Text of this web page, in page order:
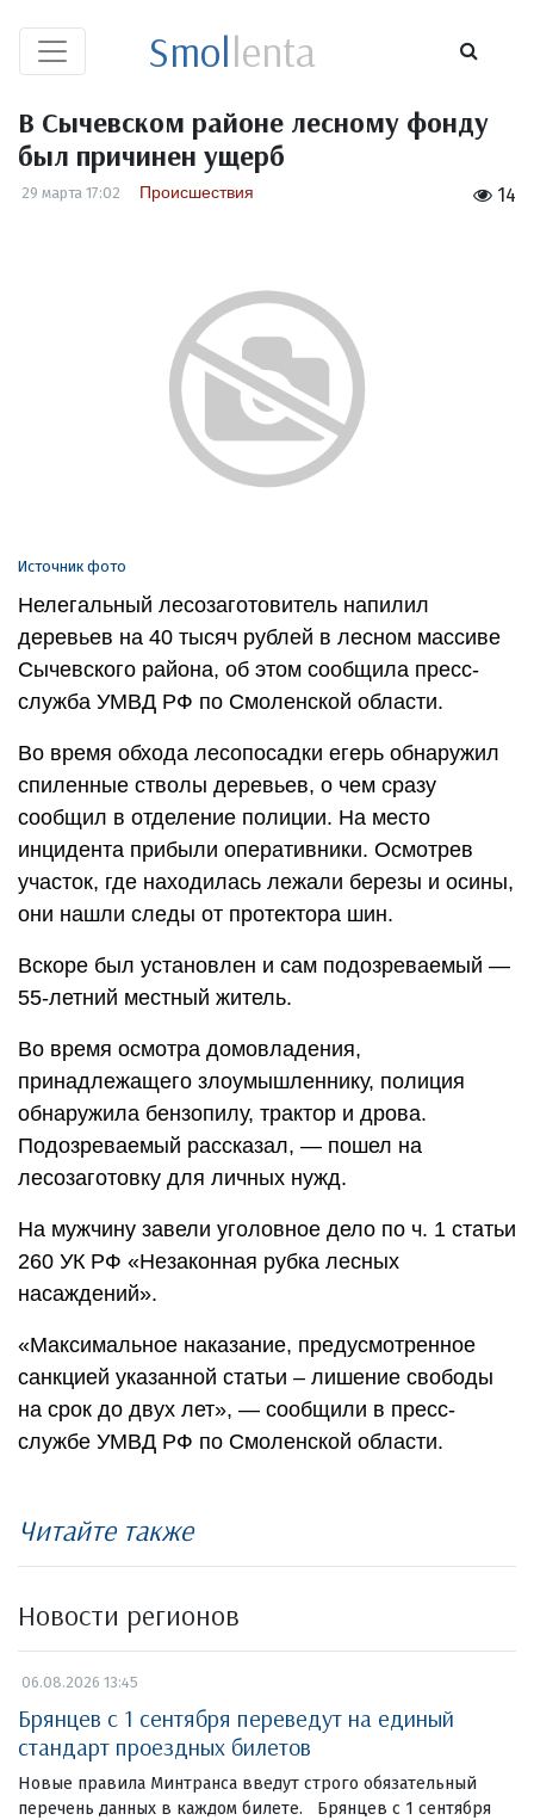
Smollenta
В Сычевском районе лесному фонду
был причинен ущерб
14
29 марта 17:02 Происшествия
Источник фото
Нелегальный лесозаготовитель напилил
деревьев на 40 тысяч рублей в лесном массиве
Сычевского района, об этом сообщила пресс-
служба УМВД РФ по Смоленской области.
Во время обхода лесопосадки егерь обнаружил
спиленные стволы деревьев, о чем сразу
сообщил в отделение полиции. На место
инцидента прибыли оперативники. Осмотрев
участок, где находилась лежали березы и осины,
они нашли следы от протектора шин.
Вскоре был установлен и сам подозреваемый —
55-летний местный житель.
Во время осмотра домовладения,
принадлежащего злоумышленнику, полиция
обнаружила бензопилу, трактор и дрова.
Подозреваемый рассказал, — пошел на
лесозаготовку для личных нужд.
На мужчину завели уголовное дело по ч. 1 статьи
260 УК РФ «Незаконная рубка лесных
насаждений».
«Максимальное наказание, предусмотренное
санкцией указанной статьи – лишение свободы
на срок до двух лет», — сообщили в пресс-
службе УМВД РФ по Смоленской области.
Читайте также
Новости регионов
06.08.2026 13:45
Брянцев с 1 сентября переведут на единый
стандарт проездных билетов
Новые правила Минтранса введут строго обязательный
перечень данных в каждом билете. Брянцев с 1 сентября